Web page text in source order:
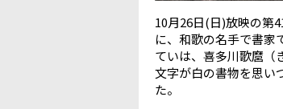
10月26日(日)放映の第
に、和歌の名手で書家
ていは、喜多川歌麿（
文字が白の書物を思い
た。